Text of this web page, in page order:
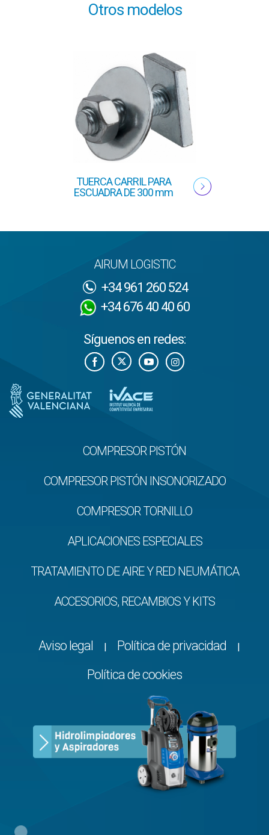
Otros modelos
TUERCA CARRIL PARA
ESCUADRA DE 300 mm
AIRUM LOGISTIC
+34 961 260 524
+34 676 40 40 60
Síguenos en redes:
COMPRESOR PISTÓN
COMPRESOR PISTÓN INSONORIZADO
COMPRESOR TORNILLO
APLICACIONES ESPECIALES
TRATAMIENTO DE AIRE Y RED NEUMÁTICA
ACCESORIOS, RECAMBIOS Y KITS
Aviso legal | Política de privacidad |
Política de cookies